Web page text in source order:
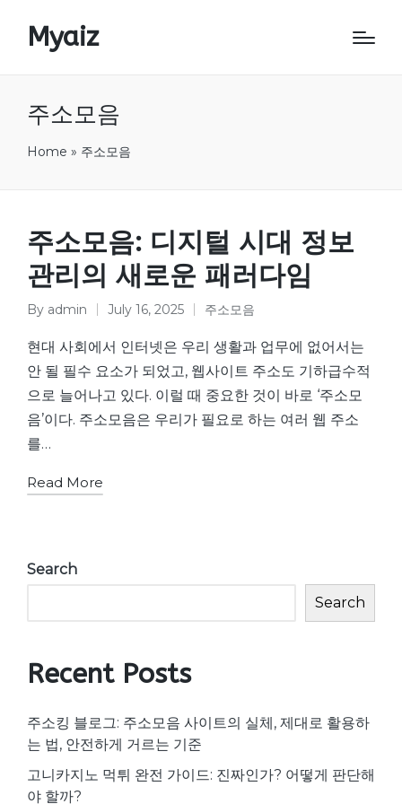
Myaiz
주소모음
Home » 주소모음
주소모음: 디지털 시대 정보
관리의 새로운 패러다임
Posted
by
By admin July 16, 2025
Posted
in
주소모음
현대 사회에서 인터넷은 우리 생활과 업무에 없어서는
안 될 필수 요소가 되었고, 웹사이트 주소도 기하급수적
으로 늘어나고 있다. 이럴 때 중요한 것이 바로 ‘주소모
음’이다. 주소모음은 우리가 필요로 하는 여러 웹 주소
를…
Read More
Search
Search
Recent Posts
주소킹 블로그: 주소모음 사이트의 실체, 제대로 활용하
는 법, 안전하게 거르는 기준
고니카지노 먹튀 완전 가이드: 진짜인가? 어떻게 판단해
야 할까?